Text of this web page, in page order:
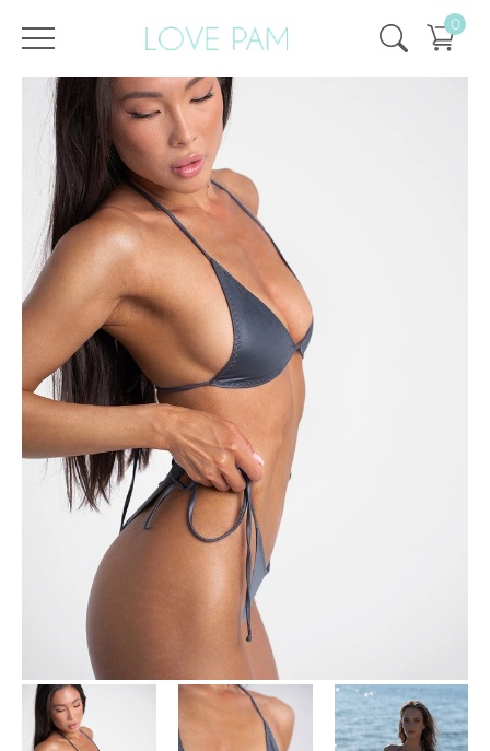
0
Все купальники,Раздельные, Топы, Синди SALE Топ Синди Графит